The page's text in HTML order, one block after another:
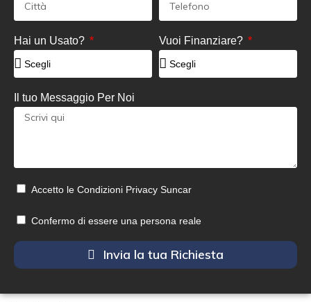
Hai un Usato? Vuoi Finanziare?
Il tuo Messaggio Per Noi
Accetto le Condizioni Privacy Suncar
Confermo di essere una persona reale
Invia la tua Richiesta